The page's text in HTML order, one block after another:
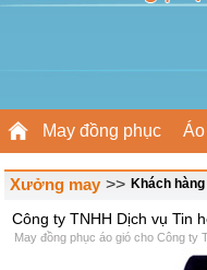
May đồng phục
Xưởng may >> Khách hàng
Công ty TNHH Dịch vụ Tin
May đồng phục áo gió cho Công ty